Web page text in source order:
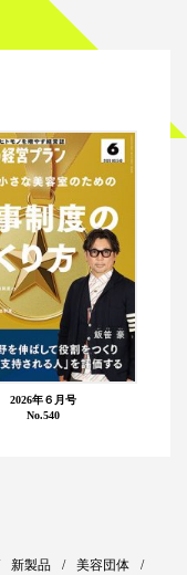
2026年６月号
No.540
新製品
美容団体